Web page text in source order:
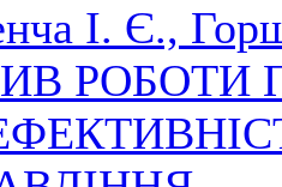
І. Є.,
РОБОТИ